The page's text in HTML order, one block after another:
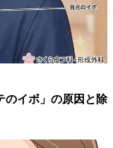
のイボ」の原因と除